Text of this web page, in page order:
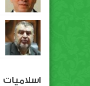
اسلاميات